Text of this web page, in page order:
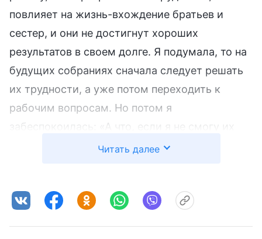
повлияет на жизнь-вхождение братьев и
сестер, и они не достигнут хороших
результатов в своем долге. Я подумала, то на
будущих собраниях сначала следует решать
их трудности, а уже потом переходить к
рабочим вопросам. Но потом я
забеспокоилась: «А что, если я не смогу их
решить? Это же будет так унизительно!»
лидеров групп только тогда, когда оно
Читать далее